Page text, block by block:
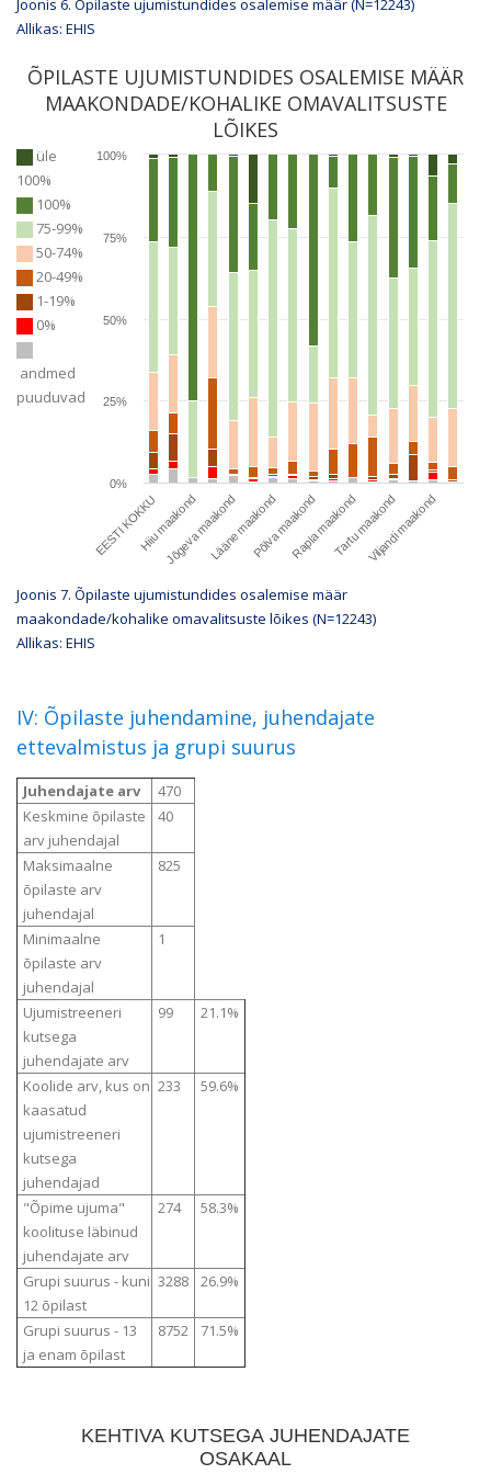
Joonis 6. Õpilaste ujumistundides osalemise määr (N=12243)
Allikas: EHIS
ÕPILASTE UJUMISTUNDIDES OSALEMISE MÄÄR
MAAKONDADE/KOHALIKE OMAVALITSUSTE
LÕIKES
üle
100%
100%
75-99%
50-74%
20-49%
1-19%
0%
andmed
puuduvad
EESTI KOKKU Lääne maakond Tartu maakond
Hiiu maakond
Jõgeva maakondPõlva maakondRapla maakondViljandi maakond
0%
100%
25%
50%
75%
Joonis 7. Õpilaste ujumistundides osalemise määr
maakondade/kohalike omavalitsuste lõikes (N=12243)
Allikas: EHIS
IV: Õpilaste juhendamine, juhendajate
ettevalmistus ja grupi suurus
Juhendajate arv
470
Keskmine õpilaste
arv juhendajal
40
Maksimaalne
õpilaste arv
juhendajal
825
Minimaalne
õpilaste arv
juhendajal
1
Ujumistreeneri
kutsega
juhendajate arv
99 21.1%
Koolide arv, kus on
kaasatud
ujumistreeneri
kutsega
juhendajad
233 59.6%
"Õpime ujuma"
koolituse läbinud
juhendajate arv
274 58.3%
Grupi suurus - kuni
12 õpilast
3288 26.9%
Grupi suurus - 13
ja enam õpilast
8752 71.5%
KEHTIVA KUTSEGA JUHENDAJATE
OSAKAAL